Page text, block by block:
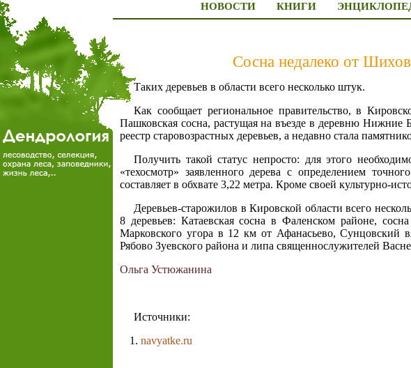
НОВОСТИ КНИГИ
Сосна недалеко от
Таких деревьев в области всего несколько штук.
Как сообщает региональное правительство, в
Пашковская сосна, растущая на въезде в деревню Нижние
реестр старовозрастных деревьев, а недавно стала
Получить такой статус непросто: для этого
«техосмотр» заявленного дерева с определением
составляет в обхвате 3,22 метра. Кроме своей культурно-
Деревьев-старожилов в Кировской области всего
8 деревьев: Катаевская сосна в Фаленском районе,
Марковского угора в 12 км от Афанасьево, Сунцовский
Рябово Зуевского района и липа священнослужителей
Ольга Устюжанина
Источники:
navyatke.ru